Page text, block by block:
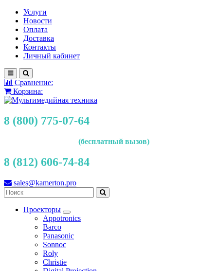
Услуги
Новости
Оплата
Доставка
Контакты
Личный кабинет
Сравнение:
Корзина:
8 (800) 775-07-64
(бесплатный вызов)
8 (812) 606-74-84
sales@kamerton.pro
Проекторы
Appotronics
Barco
Panasonic
Sonnoc
Roly
Christie